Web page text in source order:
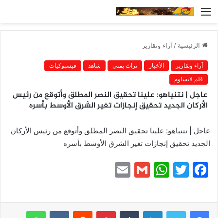
القائمة
الرئيسية / آراء وتقارير
آراء وتقارير الأخبار تراث يمني شاهد
فيسبوكيات
قلم لايساوم
عاجل | نتنياهو: علينا تحقيق النصر المطلق وأتوقع من رئيس
الأركان الجديد تحقيق إنجازات تغير الشرق الأوسط بأسره
عاجل | نتنياهو: علينا تحقيق النصر المطلق وأتوقع من رئيس الأركان
الجديد تحقيق إنجازات تغير الشرق الأوسط بأسره
F
c
T
itt
W
at
G
ai
ai
لينكدإن بينتيريست واتساب